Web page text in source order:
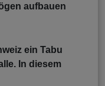
aufbauen
ein Tabu
In diesem